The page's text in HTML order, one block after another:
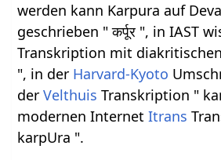
werden kann Karpura auf
geschrieben " कर्पूर ", in IAST
Transkription mit
", in der Harvard-Kyoto
derVelthuis Transkription "
modernen InternetItrans
karpUra ".